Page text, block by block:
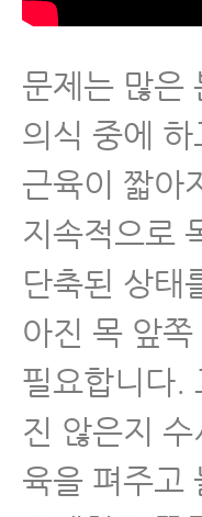
문제는 많은
의식 중에
근육이 짧아
지속적으로
단축된 상태
아진 목 앞
필요합니다.
진 않은지
육을 펴주고